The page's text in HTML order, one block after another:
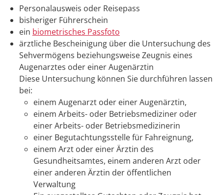
Personalausweis oder Reisepass
bisheriger Führerschein
ein biometrisches Passfoto
ärztliche Bescheinigung über die Untersuchung des
Sehvermögens beziehungsweise Zeugnis eines
Augenarztes oder einer Augenärztin
Diese Untersuchung können Sie durchführen lassen
bei:
einem Augenarzt oder einer Augenärztin,
einem Arbeits- oder Betriebsmediziner oder
einer Arbeits- oder Betriebsmedizinerin
einer Begutachtungsstelle für Fahreignung,
einem Arzt oder einer Ärztin des
Gesundheitsamtes, einem anderen Arzt oder
einer anderen Ärztin der öffentlichen
Verwaltung